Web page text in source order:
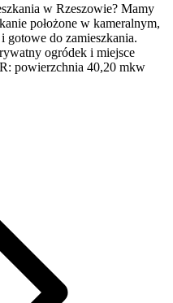
w Rzeszowie? Mamy
położone w kameralnym,
do zamieszkania.
ogródek i miejsce
powierzchnia 40,20 mkw